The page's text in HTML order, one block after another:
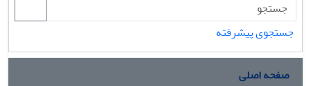
جستجوی پیشرفته
صفحه اصلی